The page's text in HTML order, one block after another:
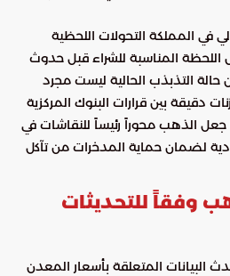
في المملكة التحولات اللحظية
المناسبة للشراء قبل حدوث
التذبذب الحالية ليست مجرد
دقيقة بين قرارات البنوك المركزية
الذهب محوراً رئيساً للنقاشات في
لضمان حماية المدخرات من تآكل
وفقاً للتحديثات
البيانات المتعلقة بأسعار المعدن